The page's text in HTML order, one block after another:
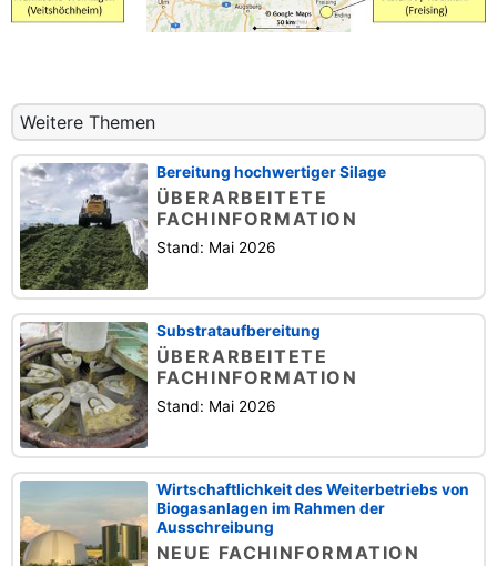
Weitere Themen
Bereitung hochwertiger Silage
ÜBERARBEITETE
FACHINFORMATION
Stand: Mai 2026
Substrataufbereitung
ÜBERARBEITETE
FACHINFORMATION
Stand: Mai 2026
Wirtschaftlichkeit des Weiterbetriebs von
Biogasanlagen im Rahmen der
Ausschreibung
NEUE FACHINFORMATION